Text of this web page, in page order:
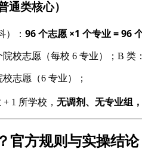
通类核心）
）： 96 个志愿 ×1 个专业 = 96
校志愿（每校 6 专业）；B 类
志愿（6 专业）；
1 所学校， 无调剂、无专业组
官方规则与实操结论